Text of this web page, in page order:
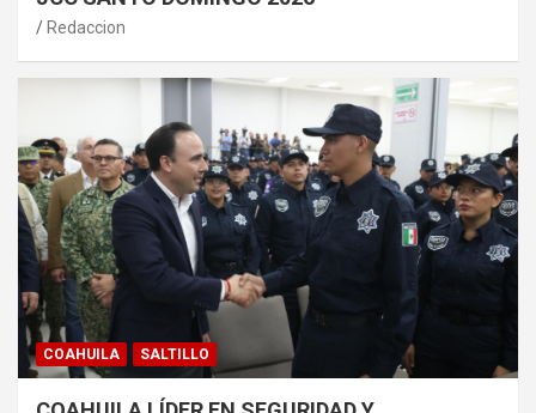
Redaccion
COAHUILA SALTILLO